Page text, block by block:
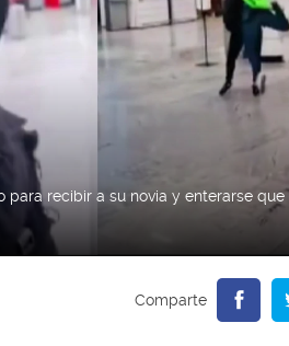
recibir a su novia y enterarse que